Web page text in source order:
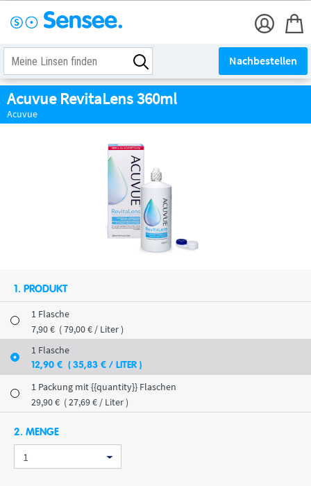
Nachbestellen
Acuvue RevitaLens 360ml
Acuvue
1. PRODUKT
1 Flasche
7,90€ ( 79,00€ / Liter )
1 Flasche
12,90 € ( 35,83 € / LITER )
1 Packung mit {{quantity}} Flaschen
29,90€ ( 27,69€ / Liter )
2. MENGE